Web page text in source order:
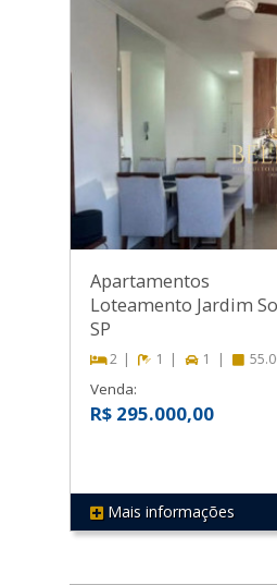
REF 103
Apartamentos
Loteamento Jardim
SP
2 1 1
Venda:
R$ 295.000,00
Mais informações